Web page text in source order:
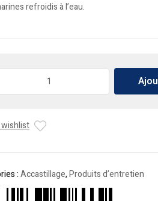
refroidis à l’eau.
:Accastillage,Produits d’entretien